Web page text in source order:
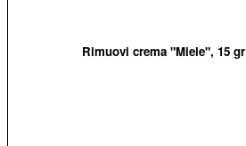
Rimuovi crema "Miele", 15 gr